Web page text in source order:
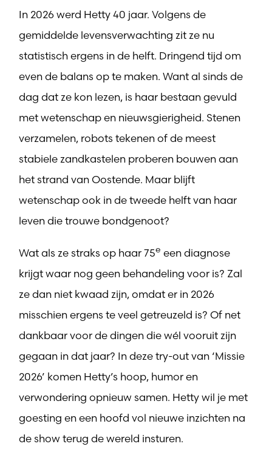
In 2026 werd Hetty 40 jaar. Volgens de
gemiddelde levensverwachting zit ze nu
statistisch ergens in de helft. Dringend tijd om
even de balans op te maken. Want al sinds de
dag dat ze kon lezen, is haar bestaan gevuld
met wetenschap en nieuwsgierigheid. Stenen
verzamelen, robots tekenen of de meest
stabiele zandkastelen proberen bouwen aan
het strand van Oostende. Maar blijft
wetenschap ook in de tweede helft van haar
leven die trouwe bondgenoot?
Wat als ze straks op haar 75e een diagnose
krijgt waar nog geen behandeling voor is? Zal
ze dan niet kwaad zijn, omdat er in 2026
misschien ergens te veel getreuzeld is? Of net
dankbaar voor de dingen die wél vooruit zijn
gegaan in dat jaar? In deze try-out van ‘Missie
2026’ komen Hetty’s hoop, humor en
verwondering opnieuw samen. Hetty wil je met
goesting en een hoofd vol nieuwe inzichten na
de show terug de wereld insturen.